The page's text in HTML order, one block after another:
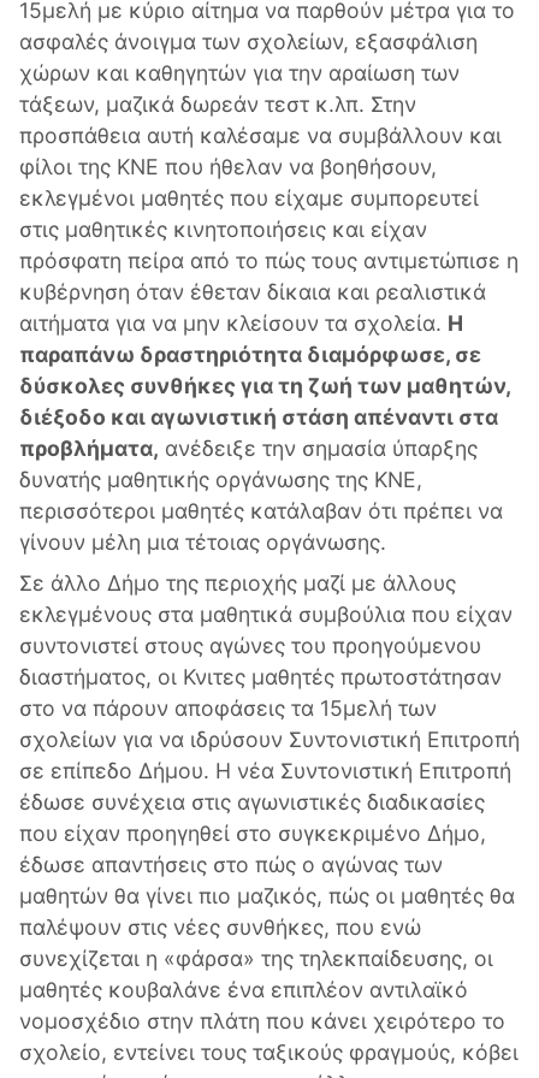
15μελή με κύριο αίτημα να παρθούν μέτρα για το
ασφαλές άνοιγμα των σχολείων, εξασφάλιση
χώρων και καθηγητών για την αραίωση των
τάξεων, μαζικά δωρεάν τεστ κ.λπ. Στην
προσπάθεια αυτή καλέσαμε να συμβάλλουν και
φίλοι της ΚΝΕ που ήθελαν να βοηθήσουν,
εκλεγμένοι μαθητές που είχαμε συμπορευτεί
στις μαθητικές κινητοποιήσεις και είχαν
πρόσφατη πείρα από το πώς τους αντιμετώπισε η
κυβέρνηση όταν έθεταν δίκαια και ρεαλιστικά
αιτήματα για να μην κλείσουν τα σχολεία. Η
παραπάνω δραστηριότητα διαμόρφωσε, σε
δύσκολες συνθήκες για τη ζωή των μαθητών,
διέξοδο και αγωνιστική στάση απέναντι στα
προβλήματα, ανέδειξε την σημασία ύπαρξης
δυνατής μαθητικής οργάνωσης της ΚΝΕ,
περισσότεροι μαθητές κατάλαβαν ότι πρέπει να
γίνουν μέλη μια τέτοιας οργάνωσης.
Σε άλλο Δήμο της περιοχής μαζί με άλλους
εκλεγμένους στα μαθητικά συμβούλια που είχαν
συντονιστεί στους αγώνες του προηγούμενου
διαστήματος, οι Κνιτες μαθητές πρωτοστάτησαν
στο να πάρουν αποφάσεις τα 15μελή των
σχολείων για να ιδρύσουν Συντονιστική Επιτροπή
σε επίπεδο Δήμου. Η νέα Συντονιστική Επιτροπή
έδωσε συνέχεια στις αγωνιστικές διαδικασίες
που είχαν προηγηθεί στο συγκεκριμένο Δήμο,
έδωσε απαντήσεις στο πώς ο αγώνας των
μαθητών θα γίνει πιο μαζικός, πώς οι μαθητές θα
παλέψουν στις νέες συνθήκες, που ενώ
συνεχίζεται η «φάρσα» της τηλεκπαίδευσης, οι
μαθητές κουβαλάνε ένα επιπλέον αντιλαϊκό
νομοσχέδιο στην πλάτη που κάνει χειρότερο το
σχολείο, εντείνει τους ταξικούς φραγμούς, κόβει